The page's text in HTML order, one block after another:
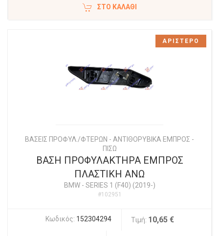
ΣΤΟ ΚΑΛΆΘΙ
ΒΑΣΕΙΣ ΠΡΟΦΥΛ./ΦΤΕΡΩΝ - ΑΝΤΙΘΟΡΥΒΙΚΑ ΕΜΠΡΟΣ -
ΠΙΣΩ
ΒΑΣΗ ΠΡΟΦΥΛΑΚΤΗΡΑ ΕΜΠΡΟΣ
ΠΛΑΣΤΙΚΗ ΑΝΩ
BMW- SERIES 1 (F40) (2019-)
#102951
Κωδικός: 152304294 Τιμή: 10,65 €
ΑΡΙΣΤΕΡΟ